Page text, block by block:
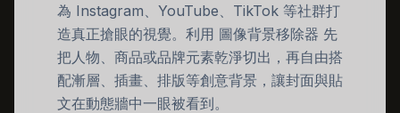
為 Instagram、YouTube、TikTok 等社群打
造真正搶眼的視覺。利用 圖像背景移除器 先
把人物、商品或品牌元素乾淨切出，再自由搭
配漸層、插畫、排版等創意背景，讓封面與貼
文在動態牆中一眼被看到。